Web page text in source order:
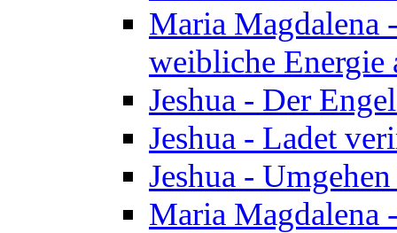
Maria Magdalena
weibliche Energie
Jeshua - Der
Jeshua - Ladet
Jeshua -
Maria Magdalena